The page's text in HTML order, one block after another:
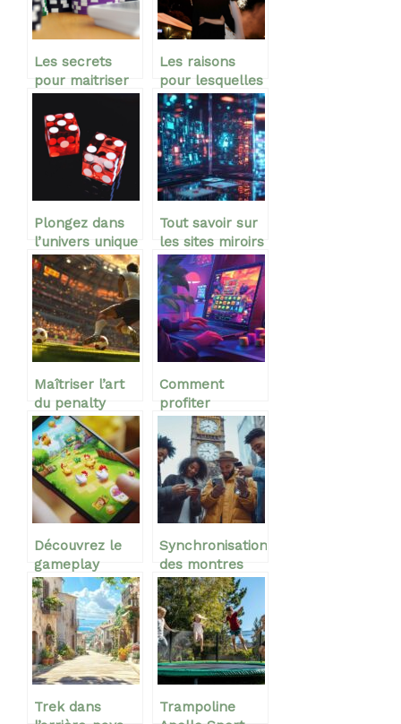
Les secrets
pour maitriser
en ligne plinko
Les raisons
pour lesquelles
organiser un
feu d’artifice
Plongez dans
l’univers unique
de Casombie
Casino : quand
les jeux
d’hasard
flirtent avec le
fantastique
Tout savoir sur
les sites miroirs
pour parier en
ligne en toute
sécurité
Maîtriser l’art
du penalty
shoot out :
astuces et
stratégies
gagnantes
Comment
profiter
pleinement des
offres
exclusives sur
le casino en
ligne Cresus
Découvrez le
gameplay
captivant de
chicken cross
et maximisez
vos gains
Synchronisation
des montres
vintage :
préserver la
précision de
votre collection
Trek dans
Trampoline